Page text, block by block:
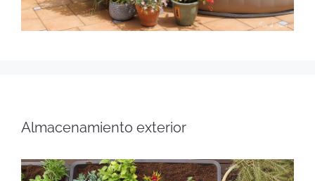
Almacenamiento exterior